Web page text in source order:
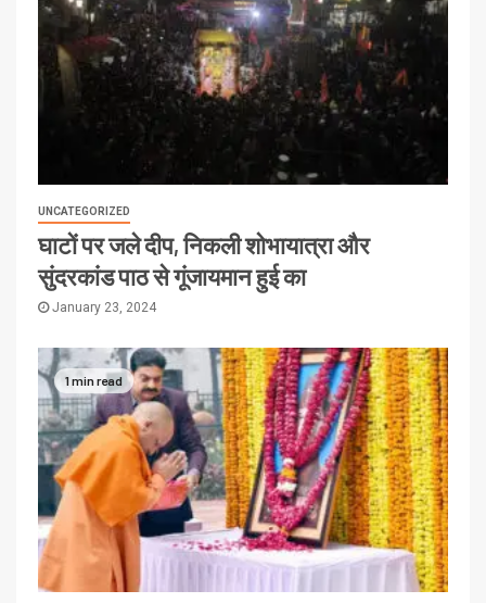
UNCATEGORIZED
घाटों पर जले दीप, निकली शोभायात्रा और
सुंदरकांड पाठ से गूंजायमान हुई का
January 23, 2024
1 min read